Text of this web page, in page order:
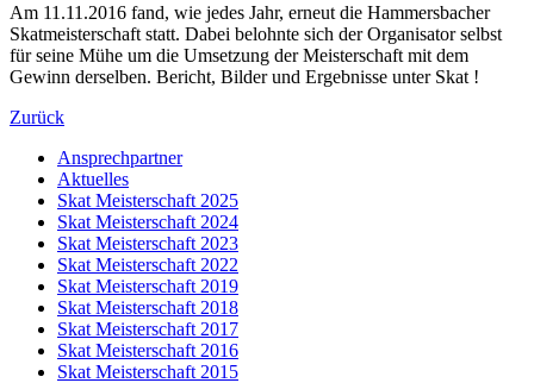
Am 11.11.2016 fand, wie jedes Jahr, erneut die Hammersbacher
Skatmeisterschaft statt. Dabei belohnte sich der Organisator selbst
für seine Mühe um die Umsetzung der Meisterschaft mit dem
Gewinn derselben. Bericht, Bilder und Ergebnisse unter Skat !
Zurück
Ansprechpartner
Aktuelles
Skat Meisterschaft 2025
Skat Meisterschaft 2024
Skat Meisterschaft 2023
Skat Meisterschaft 2022
Skat Meisterschaft 2019
Skat Meisterschaft 2018
Skat Meisterschaft 2017
Skat Meisterschaft 2016
Skat Meisterschaft 2015